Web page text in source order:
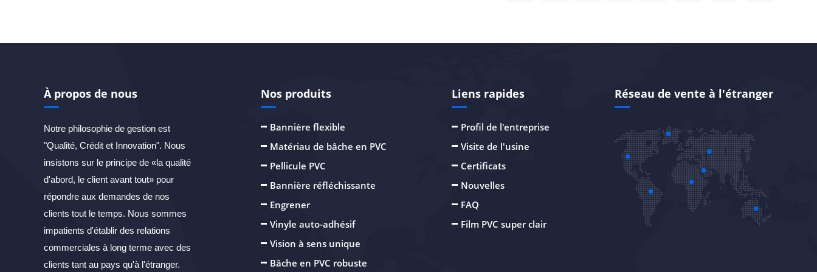
À propos de nous
Notre philosophie de gestion est
"Qualité, Crédit et Innovation". Nous
insistons sur le principe de «la qualité
d'abord, le client avant tout» pour
répondre aux demandes de nos
clients tout le temps. Nous sommes
impatients d'établir des relations
commerciales à long terme avec des
clients tant au pays qu'à l'étranger.
Nos produits
Bannière flexible
Matériau de bâche en PVC
Pellicule PVC
Bannière réfléchissante
Engrener
Vinyle auto-adhésif
Vision à sens unique
Bâche en PVC robuste
Liens rapides
Profil de l'entreprise
Visite de l'usine
Certificats
Nouvelles
FAQ
Film PVC super clair
Réseau de vente à l'étranger